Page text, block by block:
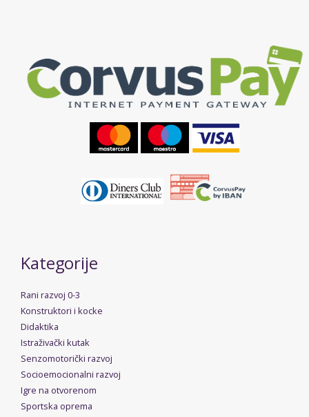
Kategorije
Rani razvoj 0-3
Konstruktori i kocke
Didaktika
Istraživački kutak
Senzomotorički razvoj
Socioemocionalni razvoj
Igre na otvorenom
Sportska oprema